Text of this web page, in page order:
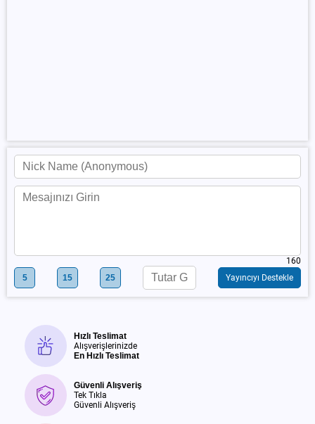
160
5
15 25 Yayıncıyı Destekle
Hızlı Teslimat
Alışverişlerinizde
En Hızlı Teslimat
Güvenli Alışveriş
Tek Tıkla
Güvenli Alışveriş